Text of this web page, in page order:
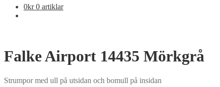
0kr 0 artiklar
Falke Airport 14435 Mörkgrå
Strumpor med ull på utsidan och bomull på insidan